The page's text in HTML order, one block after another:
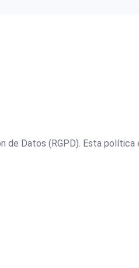
Datos (RGPD). Esta